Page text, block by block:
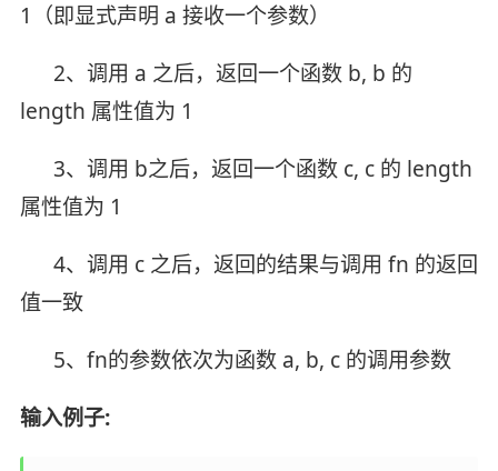
1（即显式声明 a 接收一个参数）
2、调用 a 之后，返回一个函数 b, b 的
length 属性值为 1
3、调用 b之后，返回一个函数 c, c 的 length
属性值为 1
4、调用 c 之后，返回的结果与调用 fn 的返回
值一致
5、fn的参数依次为函数 a, b, c 的调用参数
输入例子: